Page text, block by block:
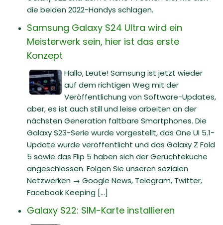
die beiden 2022-Handys schlagen.
Samsung Galaxy S24 Ultra wird ein
Meisterwerk sein, hier ist das erste
Konzept
Hallo, Leute! Samsung ist jetzt wieder
auf dem richtigen Weg mit der
Veröffentlichung von Software-Updates,
aber, es ist auch still und leise arbeiten an der
nächsten Generation faltbare Smartphones. Die
Galaxy S23-Serie wurde vorgestellt, das One UI 5.1-
Update wurde veröffentlicht und das Galaxy Z Fold
5 sowie das Flip 5 haben sich der Gerüchteküche
angeschlossen. Folgen Sie unseren sozialen
Netzwerken → Google News, Telegram, Twitter,
Facebook Keeping [...]
Galaxy S22: SIM-Karte installieren